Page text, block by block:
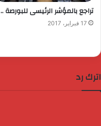
تراجع بالمؤشر الرئيسى للبورصة ..
17 فبراير، 2017
اترك رد